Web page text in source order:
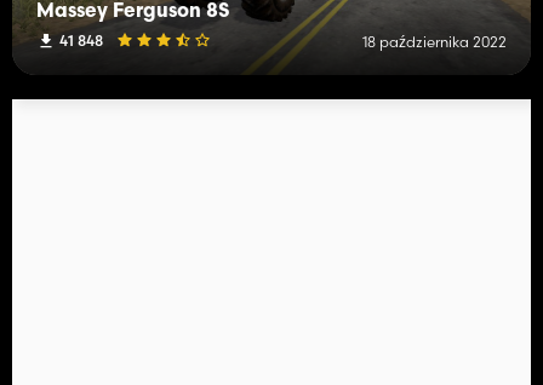
Massey Ferguson 8S
41 848 18 października 2022